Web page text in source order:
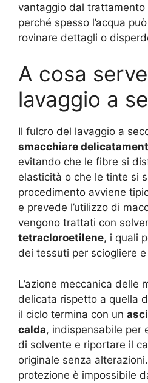
vantaggio dal
perché spesso l’acqua
rovinare dettagli o
A cosa
lavaggio a
Il fulcro del lavaggio a
smacchiare
evitando che le fibre si
elasticità o che le tinte si
procedimento avviene
e prevede l’utilizzo di
vengono trattati con
tetracloroetilene, i quali
dei tessuti per sciogliere
L’azione meccanica delle
delicata rispetto a quella
il ciclo termina con un
calda, indispensabile per
di solvente e riportare il
originale senza
protezione è impossibile